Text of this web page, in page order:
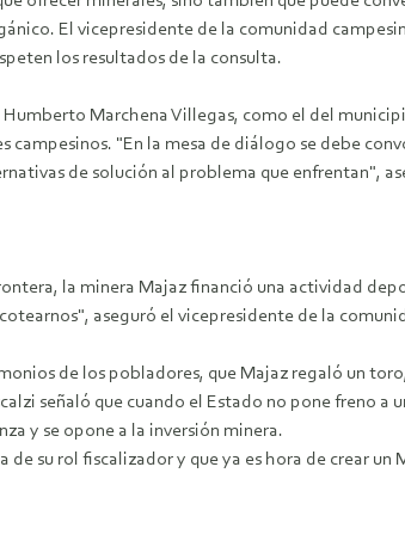
El vicepresidente de la comunidad
los resultados de la consulta.
Marchena Villegas, como el del
"En la mesa de diálogo se debe
de solución al problema que enfrentan",
la minera Majaz financió una actividad
aseguró el vicepresidente de la
de los pobladores, que Majaz regaló un
señaló que cuando el Estado no pone freno a
y se opone a la inversión minera.
su rol fiscalizador y que ya es hora de crear